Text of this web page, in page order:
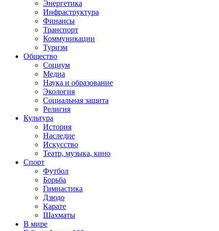
Энергетика
Инфраструктура
Финансы
Транспорт
Коммуникации
Туризм
Общество
Социум
Медиа
Наука и образование
Экология
Социальная защита
Религия
Культура
История
Наследие
Искусство
Театр, музыка, кино
Спорт
Футбол
Борьба
Гимнастика
Дзюдо
Карате
Шахматы
В мире